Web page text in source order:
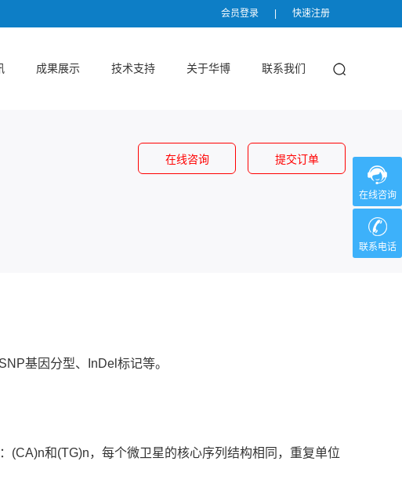
会员登录 快速注册
成果展示 技术支持 关于华博 联系我们
提交订单
在线咨询
基因分型、InDel标记等。
(CA)n和(TG)n，每个微卫星的核心序列结构相同，重复单位
在线咨询
联系电话